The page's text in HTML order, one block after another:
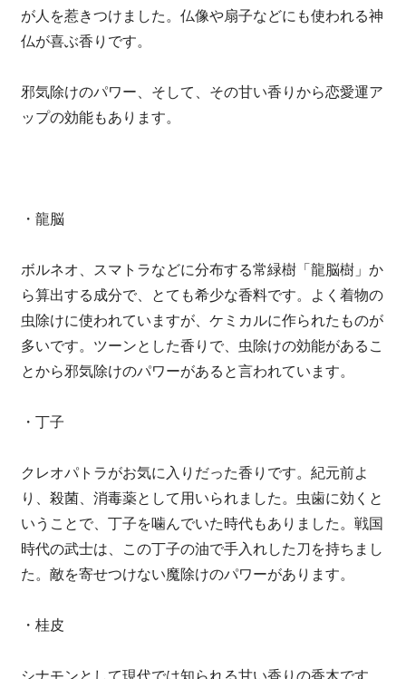
が人を惹きつけました。仏像や扇子などにも使われる神
仏が喜ぶ香りです。
邪気除けのパワー、そして、その甘い香りから恋愛運ア
ップの効能もあります。
・龍脳
ボルネオ、スマトラなどに分布する常緑樹「龍脳樹」か
ら算出する成分で、とても希少な香料です。よく着物の
虫除けに使われていますが、ケミカルに作られたものが
多いです。ツーンとした香りで、虫除けの効能があるこ
とから邪気除けのパワーがあると言われています。
・丁子
クレオパトラがお気に入りだった香りです。紀元前よ
り、殺菌、消毒薬として用いられました。虫歯に効くと
いうことで、丁子を噛んでいた時代もありました。戦国
時代の武士は、この丁子の油で手入れした刀を持ちまし
た。敵を寄せつけない魔除けのパワーがあります。
・桂皮
シナモンとして現代では知られる甘い香りの香木です。